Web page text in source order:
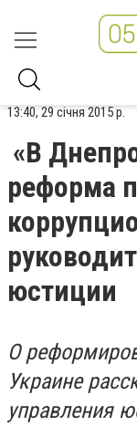
13:40, 29 січня 2015 р.
«В
реформа
юстиции
О
Украине
управления